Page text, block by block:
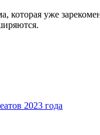
уже
2023 года